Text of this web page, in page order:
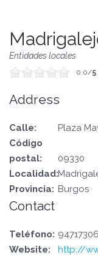
Entidades locales
0.0/5
Address
Calle:
Plaza
Código
postal:
09330
Localidad:
Provincia: Burgos
Contact
Teléfono:
Website:
http://